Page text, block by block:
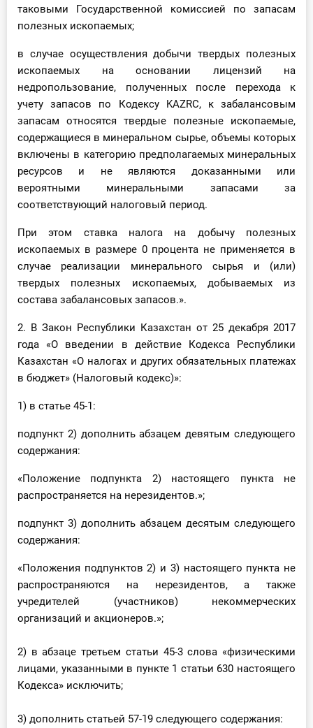
таковыми Государственной комиссией по запасам
полезных ископаемых;
в случае осуществления добычи твердых полезных
ископаемых на основании лицензий на
недропользование, полученных после перехода к
учету запасов по Кодексу KAZRC, к забалансовым
запасам относятся твердые полезные ископаемые,
содержащиеся в минеральном сырье, объемы которых
включены в категорию предполагаемых минеральных
ресурсов и не являются доказанными или
вероятными минеральными запасами за
соответствующий налоговый период.
При этом ставка налога на добычу полезных
ископаемых в размере 0 процента не применяется в
случае реализации минерального сырья и (или)
твердых полезных ископаемых, добываемых из
состава забалансовых запасов.».
2. В Закон Республики Казахстан от 25 декабря 2017
года «О введении в действие Кодекса Республики
Казахстан «О налогах и других обязательных платежах
в бюджет» (Налоговый кодекс)»:
1) в статье 45-1:
подпункт 2) дополнить абзацем девятым следующего
содержания:
«Положение подпункта 2) настоящего пункта не
распространяется на нерезидентов.»;
подпункт 3) дополнить абзацем десятым следующего
содержания:
«Положения подпунктов 2) и 3) настоящего пункта не
распространяются на нерезидентов, а также
учредителей (участников) некоммерческих
организаций и акционеров.»;
2) в абзаце третьем статьи 45-3 слова «физическими
лицами, указанными в пункте 1 статьи 630 настоящего
Кодекса» исключить;
3) дополнить статьей 57-19 следующего содержания: